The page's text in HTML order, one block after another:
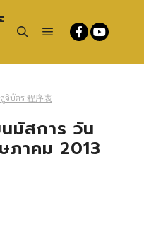
สูจิบัตร 程序表
มัสการ วัน
าคม 2013